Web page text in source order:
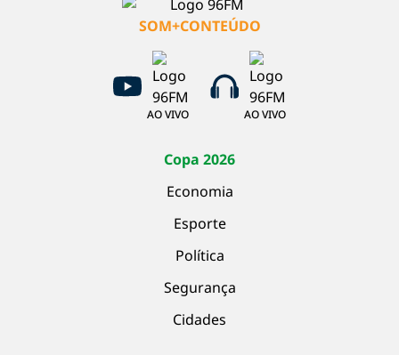
SOM+CONTEÚDO
AO VIVO AO VIVO
Copa 2026
Economia
Esporte
Política
Segurança
Cidades